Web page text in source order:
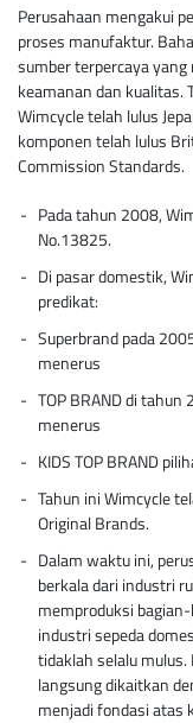
Perusahaan mengakui
proses manufaktur.
sumber terpercaya
keamanan dan kualitas.
Wimcycle telah lulus
komponen telah lulus
Commission Standards.
Pada tahun 2008,
No.13825.
Di pasar domestik,
predikat:
Superbrand pada
menerus
TOP BRAND di
menerus
KIDS TOP BRAND
Tahun ini Wimcycle
Original Brands.
Dalam waktu ini,
berkala dari industri
memproduksi
industri sepeda
tidaklah selalu
langsung dikaitkan
menjadi fondasi atas